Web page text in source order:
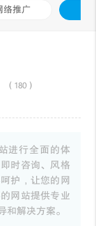
络推广
（180）
进行全面的体
时咨询、风格
护，让您的网
网站提供专业
解决方案。